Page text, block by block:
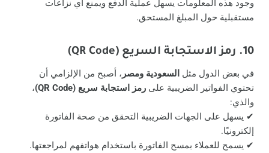
وجود هذه المعلومات يسهل عملية الدفع ويمنع أي نزاعات
مستقبلية حول المبلغ المستحق.
10. رمز الاستجابة السريع (QR Code)
في بعض الدول مثل السعودية ومصر ، أصبح من الإلزامي أن
تحتوي الفواتير الضريبية على رمز استجابة سريع (QR Code)
،
والذي:
✔ يسهل على الجهات الضريبية التحقق من صحة الفاتورة
إلكترونيًا.
✔ يسمح للعملاء بمسح الفاتورة باستخدام هواتفهم لمراجعتها.